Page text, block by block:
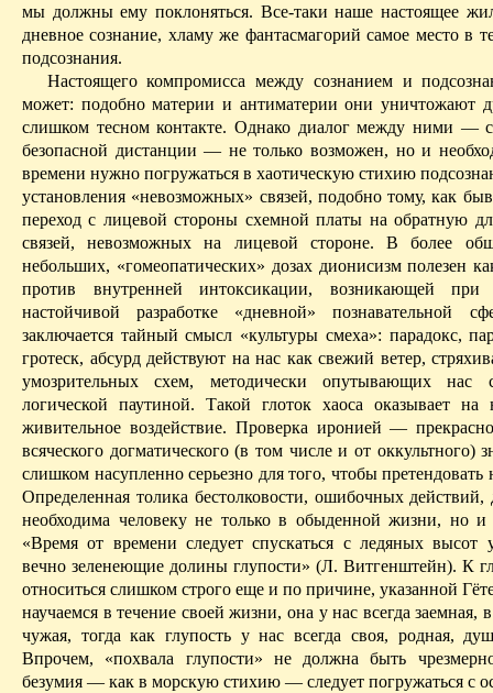
мы должны ему поклоняться. Все-таки наше настоящее
дневное сознание, хламу же фантасмагорий самое место в
подсознания.
Настоящего компромисса между сознанием и
может: подобно материи и антиматерии они уничтожают
слишком тесном контакте. Однако диалог между ними —
безопасной дистанции — не только возможен, но и
времени нужно погружаться в хаотическую стихию
установления «невозможных» связей, подобно тому, как
переход с лицевой стороны схемной платы на обратную
связей, невозможных на лицевой стороне. В более
небольших, «гомеопатических» дозах дионисизмполезен
против внутренней интоксикации, возникающей
настойчивой разра­ботке «дневной» познавательной
заключается тайный смысл «культуры смеха»: парадокс,
гротеск, абсурд дей­ствуют на нас как свежий ветер,
умозрительных схем, методически опутывающих нас
логической паутиной. Такой глоток хаоса оказывает на
живительное воздействие. Проверка иронией —
всяческого догматического (в том числе и от оккультного)
слишком насупленно серьезно для того, чтобы претендовать
Определенная толика бестолковости, ошибочных действий,
необходима человеку не только в обыденной жизни, но
«Время от времени следует спускаться с ледяных высот
вечно зеленеющие долины глупости» (Л. Витгенштейн). К
относиться слишком строго еще и по причине, указанной
научаемся в течение своей жизни, она у нас всегда заемная,
чужая, тогда как глупость у нас всегда своя, родная,
Впрочем, «похвала глупости» не должна быть
безумия — как в морскую стихию — следует погружаться с